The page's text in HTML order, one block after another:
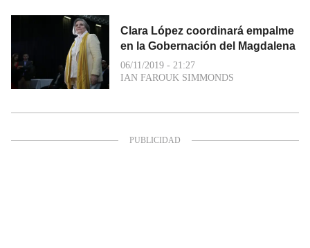
Clara López coordinará empalme
en la Gobernación del Magdalena
06/11/2019 - 21:27
IAN FAROUK SIMMONDS